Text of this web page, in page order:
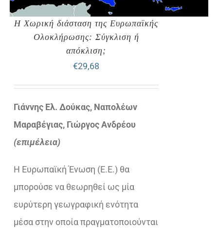
Η Χωρική διάσταση της Ευρωπαϊκής
Ολοκλήρωσης: Σύγκλιση ή
απόκλιση;
€29,68
Γιάννης Ελ. Δούκας, Ναπολέων
Μαραβέγιας, Γιώργος Ανδρέου
(επιμέλεια)
Η Ευρωπαϊκή Ένωση (Ε.Ε.) θα
μπορούσε να θεωρηθεί ως μία
ευρύτερη γεωγραφική ενότητα
μέσα στην οποία πραγματοποιούνται